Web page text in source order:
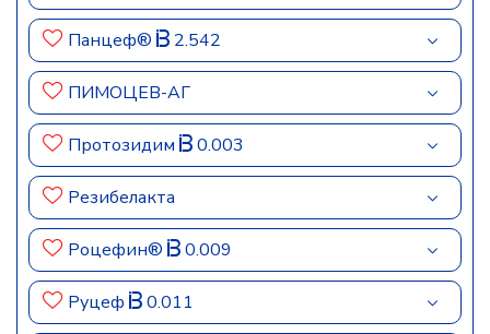
Панцеф® 2.542
ПИМОЦЕВ-АГ
Протозидим 0.003
Резибелакта
Роцефин® 0.009
Руцеф 0.011